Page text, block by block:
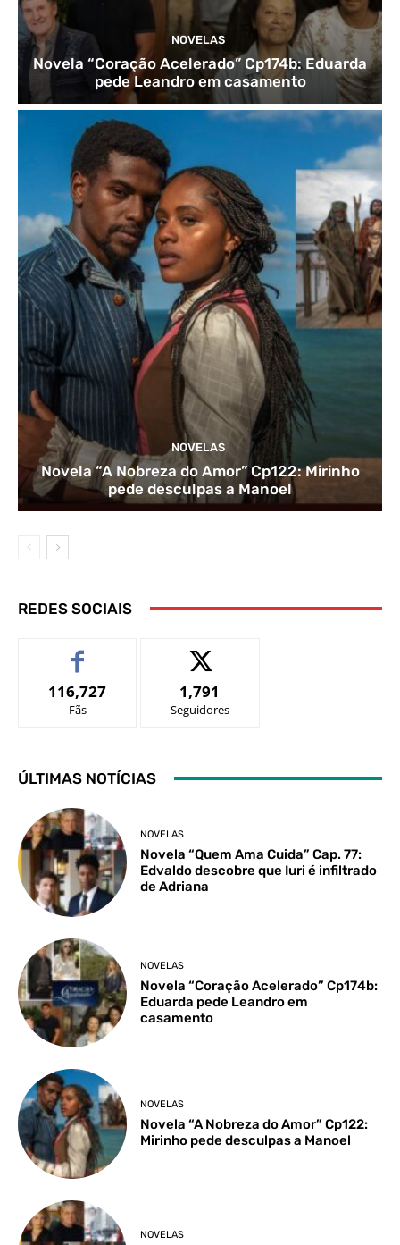
NOVELAS
Novela “Coração Acelerado” Cp174b: Eduarda
pede Leandro em casamento
NOVELAS
Novela “A Nobreza do Amor” Cp122: Mirinho
pede desculpas a Manoel
REDES SOCIAIS
116,727
Fãs
1,791
Seguidores
ÚLTIMAS NOTÍCIAS
NOVELAS
Novela “Quem Ama Cuida” Cap. 77:
Edvaldo descobre que Iuri é infiltrado
de Adriana
NOVELAS
Novela “Coração Acelerado” Cp174b:
Eduarda pede Leandro em
casamento
NOVELAS
Novela “A Nobreza do Amor” Cp122:
Mirinho pede desculpas a Manoel
NOVELAS